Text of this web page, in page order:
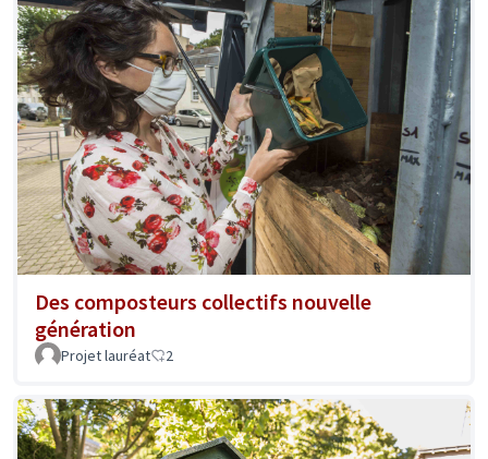
Des composteurs collectifs nouvelle
génération
Projet lauréat 2